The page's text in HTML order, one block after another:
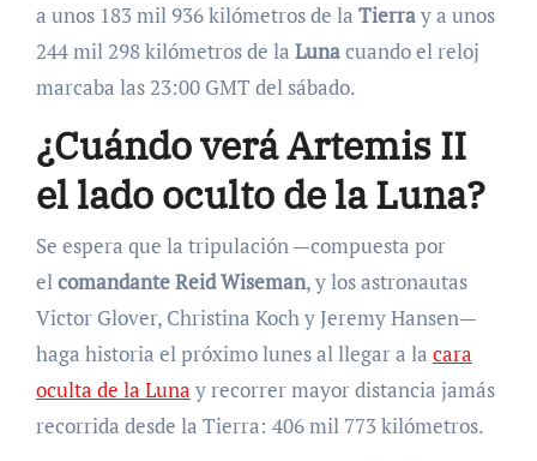
a unos 183 mil 936 kilómetros de la Tierray a unos
244 mil 298 kilómetros de la Lunacuando el reloj
marcaba las 23:00 GMT del sábado.
¿Cuándo verá Artemis II
el lado oculto de la Luna?
Se espera que la tripulación —compuesta por
el comandante Reid Wiseman, y los astronautas
Victor Glover, Christina Koch y Jeremy Hansen—
haga historia el próximo lunes al llegar a la cara
oculta de la Luna y recorrer mayor distancia jamás
recorrida desde la Tierra: 406 mil 773 kilómetros.